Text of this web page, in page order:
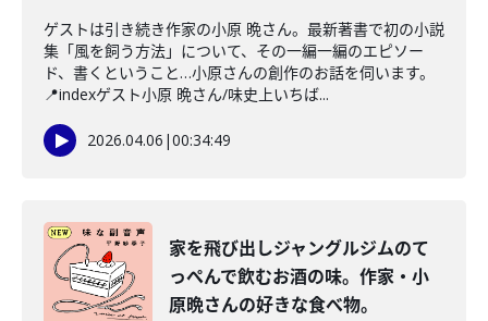
ゲストは引き続き作家の小原 晩さん。最新著書で初の小説
集「風を飼う方法」について、その一編一編のエピソー
ド、書くということ…小原さんの創作のお話を伺います。
📍indexゲスト小原 晩さん/味史上いちば...
2026.04.06 |00:34:49
家を飛び出しジャングルジムのて
っぺんで飲むお酒の味。作家・小
原晩さんの好きな食べ物。